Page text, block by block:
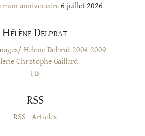
mon anniversaire 6 juillet 2026
Hélène Delprat
Helene Delprat 2004-2009
Christophe Gaillard
FB
RSS
RSS - Articles